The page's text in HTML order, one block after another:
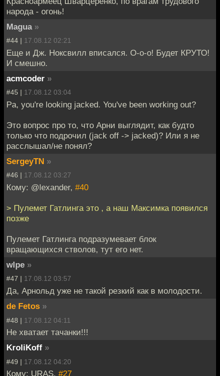
народа - огонь!
Magua »
#44 | 17.08.12 02:21
Еще и Дж. Ноксвилл вписался. О-о-о! Будет КРУТО!
И смешно.
acmcoder »
#45 | 17.08.12 03:04
Pa, you're looking jacked. You've been working out?
Это вопрос про то, что Арни выглядит, как будто
только что подрочил (jack off -> jacked)? Или я не
расслышал/не понял?
SergeyTN »
#46 | 17.08.12 03:27
Кому: @lexander, #40
> Пулемет Гатлинга это , а наш Максимка появился
позже
Пулемет Гатлинга подразумевает блок
вращающихся стволов, тут его нет.
wlpe »
#47 | 17.08.12 03:57
Да, Арнольд уже не такой резкий как в молодости.
de Fetos »
#48 | 17.08.12 04:11
Не хватает тачанки!!!
KroliKoff »
#49 | 17.08.12 04:20
Кому: URAS, #27